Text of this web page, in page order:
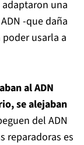
una
-que daña
poder usarla a
al ADN
se alejaban
del ADN
reparadoras es